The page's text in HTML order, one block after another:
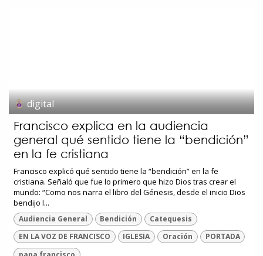
digital
Francisco explica en la audiencia
general qué sentido tiene la “bendición”
en la fe cristiana
Francisco explicó qué sentido tiene la “bendición” en la fe
cristiana. Señaló que fue lo primero que hizo Dios tras crear el
mundo: “Como nos narra el libro del Génesis, desde el inicio Dios
bendijo l...
Audiencia General Bendición
Catequesis
EN LA VOZ DE FRANCISCO
IGLESIA Oración
PORTADA